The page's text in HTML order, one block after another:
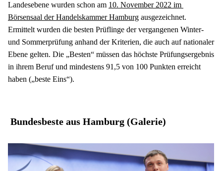
Landesebene wurden schon am 10. November 2022 im
Börsensaal der Handelskammer Hamburg ausgezeichnet.
Ermittelt wurden die besten Prüflinge der vergangenen Winter-
und Sommerprüfung anhand der Kriterien, die auch auf nationaler
Ebene gelten. Die „Besten“ müssen das höchste Prüfungsergebnis
in ihrem Beruf und mindestens 91,5 von 100 Punkten erreicht
haben („beste Eins“).